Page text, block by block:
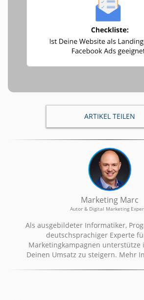
ARTIKEL TEILEN
Marketing Marc
Autor & Digital Marketing
Als ausgebildeter Informatiker,
deutschsprachiger Experte
Marketingkampagnen unterstütze
Deinen Umsatz zu steigern. Mehr